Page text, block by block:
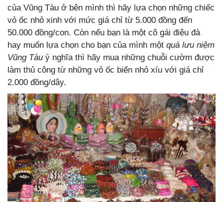
của Vũng Tàu ở bên mình thì hãy lựa chọn những chiếc
vỏ ốc nhỏ xinh với mức giá chỉ từ 5.000 đồng đến
50.000 đồng/con. Còn nếu bạn là một cô gái điệu đà
hay muốn lựa chọn cho bạn của mình một quà lưu niệm
Vũng Tàu ý nghĩa thì hãy mua những chuỗi cườm được
làm thủ công từ những vỏ ốc biển nhỏ xíu với giá chỉ
2.000 đồng/dây.